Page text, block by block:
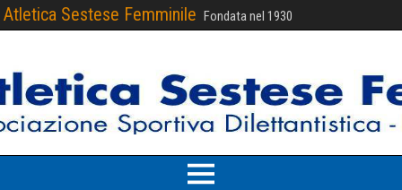
Atletica Sestese Femminile Fondata nel 1930